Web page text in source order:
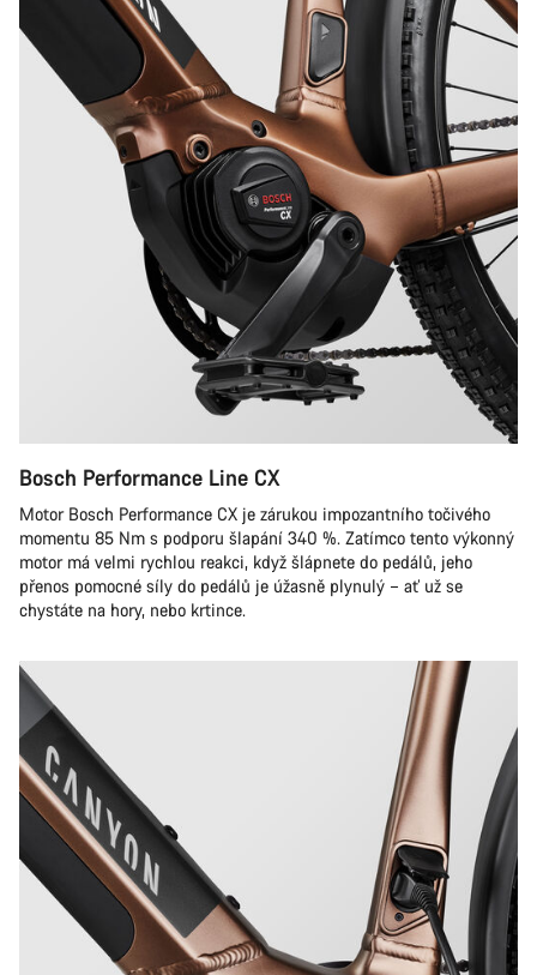
Bosch Performance Line CX
Motor Bosch Performance CX je zárukou impozantního točivého
momentu 85 Nm s podporu šlapání 340 %. Zatímco tento výkonný
motor má velmi rychlou reakci, když šlápnete do pedálů, jeho
přenos pomocné síly do pedálů je úžasně plynulý – ať už se
chystáte na hory, nebo krtince.